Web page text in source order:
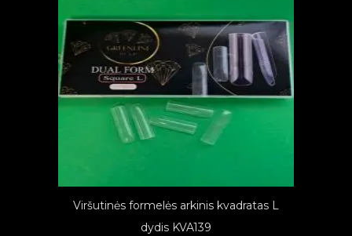
Viršutinės formelės arkinis kvadratas L
dydis KVA139